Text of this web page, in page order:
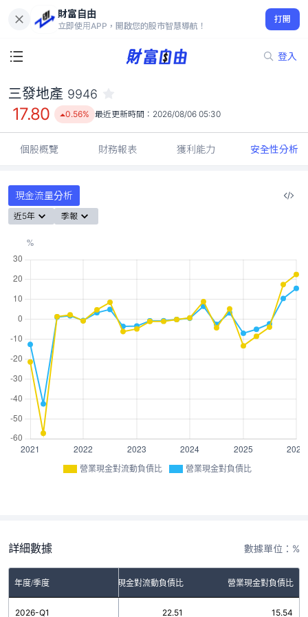
財富自由
立即使用APP，開啟您的股市智慧導航！
打開
登入
17.80
0.56%
三發地產 9946
17.80 0.56% 最近更新時間： 2026/08/06 05:30
個股概覽 財務報表 獲利能力 安全性分析
現金流量分析
近5年 季報
營業現金對流動負債比 營業現金對負債比
詳細數據 數據單位：%
年度/季度 營業現金對流動負債比 營業現金對負債比
2026-Q1 22.51 15.54